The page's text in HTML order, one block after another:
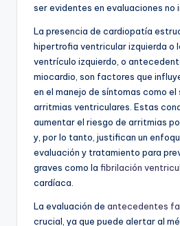
ser evidentes en evaluaciones no
La presencia de cardiopatía
hipertrofia ventricular izquierda o
ventrículo izquierdo, o
miocardio, son factores que
en el manejo de síntomas como el
arritmias ventriculares. Estas
aumentar el riesgo de arritmias
y, por lo tanto, justifican un
evaluación y tratamiento para
graves como la fibrilación
cardíaca.
La evaluación de antecedentes
crucial, ya que puede alertar al